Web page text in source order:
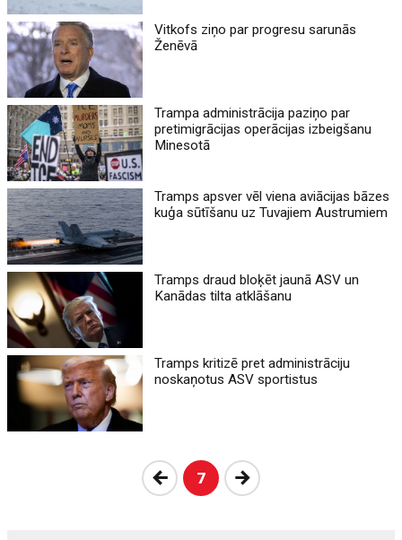
Vitkofs ziņo par progresu sarunās
Ženēvā
Trampa administrācija paziņo par
pretimigrācijas operācijas izbeigšanu
Minesotā
Tramps apsver vēl viena aviācijas bāzes
kuģa sūtīšanu uz Tuvajiem Austrumiem
Tramps draud bloķēt jaunā ASV un
Kanādas tilta atklāšanu
Tramps kritizē pret administrāciju
noskaņotus ASV sportistus
Atpakaļ
7 Nākošā